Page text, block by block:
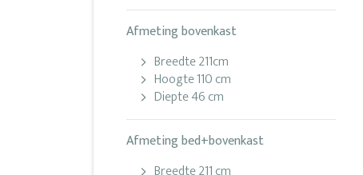
Afmeting bovenkast
Breedte 211cm
Hoogte 110 cm
Diepte 46 cm
Afmeting bed+bovenkast